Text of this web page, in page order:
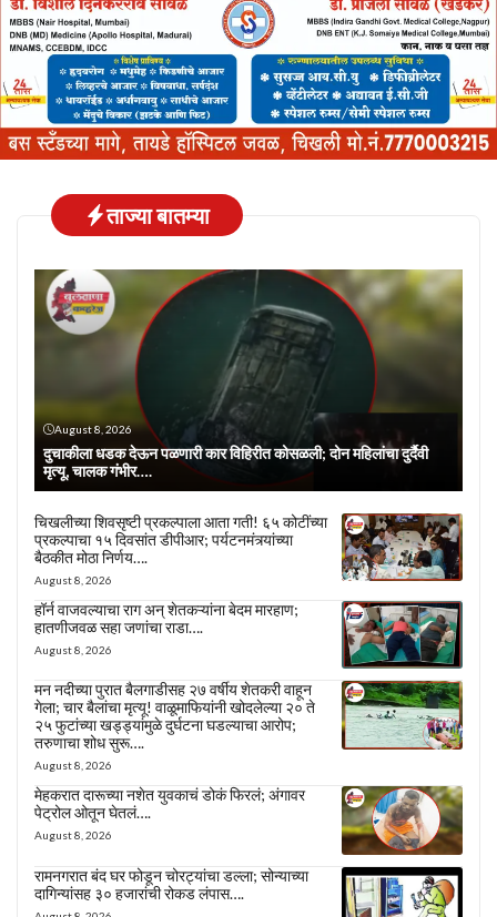
ताज्या बातम्या
August 8, 2026
दुचाकीला धडक देऊन पळणारी कार विहिरीत कोसळली; दोन महिलांचा दुर्दैवी
मृत्यू, चालक गंभीर….
चिखलीच्या शिवसृष्टी प्रकल्पाला आता गती! ६५ कोटींच्या
प्रकल्पाचा १५ दिवसांत डीपीआर; पर्यटनमंत्र्यांच्या
बैठकीत मोठा निर्णय….
August 8, 2026
हॉर्न वाजवल्याचा राग अन् शेतकऱ्यांना बेदम मारहाण;
हातणीजवळ सहा जणांचा राडा….
August 8, 2026
मन नदीच्या पुरात बैलगाडीसह २७ वर्षीय शेतकरी वाहून
गेला; चार बैलांचा मृत्यू! वाळूमाफियांनी खोदलेल्या २० ते
२५ फुटांच्या खड्ड्यांमुळे दुर्घटना घडल्याचा आरोप;
तरुणाचा शोध सुरू….
August 8, 2026
मेहकरात दारूच्या नशेत युवकाचं डोकं फिरलं; अंगावर
पेट्रोल ओतून घेतलं….
August 8, 2026
रामनगरात बंद घर फोडून चोरट्यांचा डल्ला; सोन्याच्या
दागिन्यांसह ३० हजारांची रोकड लंपास….